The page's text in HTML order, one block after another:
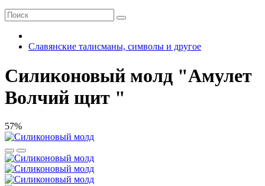
Славянские талисманы, символы и другое
Силиконовый молд "Амулет
Волчий щит "
57%